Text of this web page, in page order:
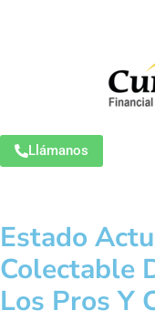
Llámanos
Estado
Colectable
Los Pros Y